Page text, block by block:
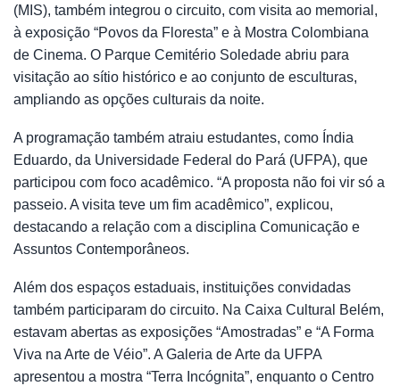
(MIS), também integrou o circuito, com visita ao memorial,
à exposição “Povos da Floresta” e à Mostra Colombiana
de Cinema. O Parque Cemitério Soledade abriu para
visitação ao sítio histórico e ao conjunto de esculturas,
ampliando as opções culturais da noite.
A programação também atraiu estudantes, como Índia
Eduardo, da Universidade Federal do Pará (UFPA), que
participou com foco acadêmico. “A proposta não foi vir só a
passeio. A visita teve um fim acadêmico”, explicou,
destacando a relação com a disciplina Comunicação e
Assuntos Contemporâneos.
Além dos espaços estaduais, instituições convidadas
também participaram do circuito. Na Caixa Cultural Belém,
estavam abertas as exposições “Amostradas” e “A Forma
Viva na Arte de Véio”. A Galeria de Arte da UFPA
apresentou a mostra “Terra Incógnita”, enquanto o Centro